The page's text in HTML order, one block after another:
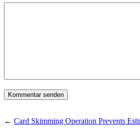
← Card Skimming Operation Prevents